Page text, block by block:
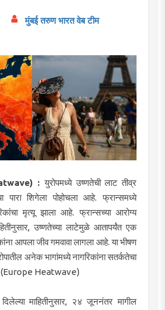
मुंबई तरुण भारत वेब टीम
:युरोपमध्ये उष्णतेची लाट तीव्र
पारा शिगेला पोहोचला आहे. फ्रान्समध्ये
मृत्यू झाला आहे. फ्रान्सच्या आरोग्य
उष्णतेच्या लाटेमुळे आतापर्यंत एक
आपला जीव गमवावा लागला आहे. या भीषण
अनेक भागांमध्ये नागरिकांना सतर्कतेचा
(Europe Heatwave)
माहितीनुसार, २४ जूननंतर मागील